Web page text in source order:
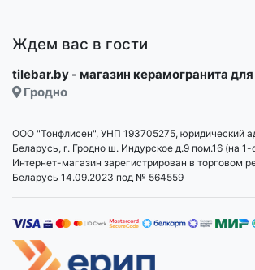
Ждем вас в гости
tilebar.by - магазин керамогранита
Гродно
ООО "Тонфлисен", УНП 193705275, юридический
Беларусь, г. Гродно ш. Индурское д.9 пом.16 (на
Интернет-магазин зарегистрирован в торговом
Беларусь 14.09.2023 под № 564559